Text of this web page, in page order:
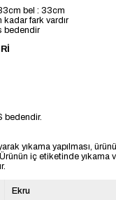
bel : 33cm
kadar fark vardır
bedendir
bedendir.
yıkama yapılması,
iç etiketinde yıkama
Ekru